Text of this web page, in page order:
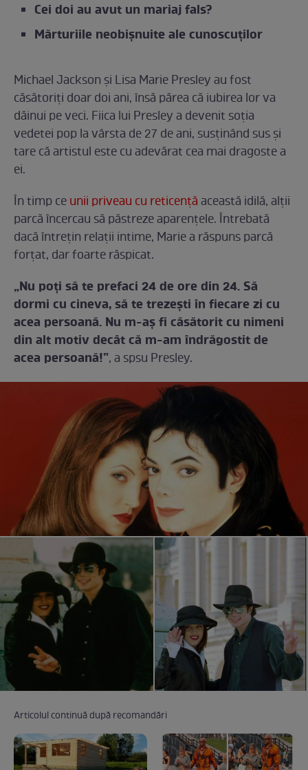
Cei doi au avut un mariaj fals?
Mărturiile neobișnuite ale cunoscuților
Michael Jackson și Lisa Marie Presley au fost
căsătoriți doar doi ani, însă părea că iubirea lor va
dăinui pe veci. Fiica lui Presley a devenit soția
vedetei pop la vârsta de 27 de ani, susținând sus și
tare că artistul este cu adevărat cea mai dragoste a
ei.
În timp ceunii priveau cu reticențăaceastă idilă, alții
parcă încercau să păstreze aparențele. Întrebată
dacă întrețin relații intime, Marie a răspuns parcă
forțat, dar foarte răspicat.
„Nu poţi să te prefaci 24 de ore din 24. Să
dormi cu cineva, să te trezeşti în fiecare zi cu
acea persoană. Nu m-aş fi căsătorit cu nimeni
din alt motiv decât că m-am îndrăgostit de
acea persoană!”, a spsu Presley.
Articolul continuă după recomandări